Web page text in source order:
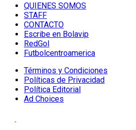
QUIENES SOMOS
STAFF
CONTACTO
Escribe en Bolavip
RedGol
Futbolcentroamerica
Términos y Condiciones
Políticas de Privacidad
Política Editorial
Ad Choices